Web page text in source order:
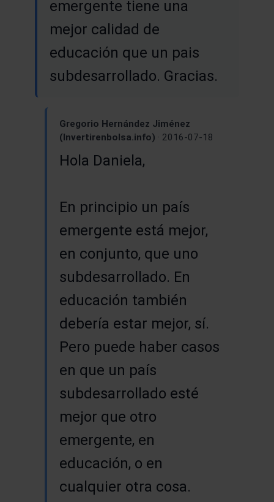
emergente tiene una
mejor calidad de
educación que un pais
subdesarrollado. Gracias.
Gregorio Hernández Jiménez
(Invertirenbolsa.info) · 2016-07-18
Hola Daniela,
En principio un país
emergente está mejor,
en conjunto, que uno
subdesarrollado. En
educación también
debería estar mejor, sí.
Pero puede haber casos
en que un país
subdesarrollado esté
mejor que otro
emergente, en
educación, o en
cualquier otra cosa.